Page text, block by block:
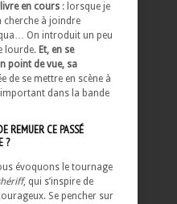
en cours : lorsque je
cherche à joindre
On introduit un peu
lourde. Et, en se
point de vue, sa
de se mettre en scène à
important dans la bande
REMUER CE PASSÉ
?
évoquons le tournage
, qui s’inspire de
Se pencher sur